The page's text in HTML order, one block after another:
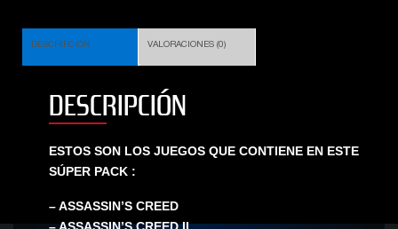
DESCRIPCIÓN VALORACIONES (0)
DESCRIPCIÓN
ESTOS SON LOS JUEGOS QUE CONTIENE EN ESTE
SÚPER PACK :
– ASSASSIN’S CREED